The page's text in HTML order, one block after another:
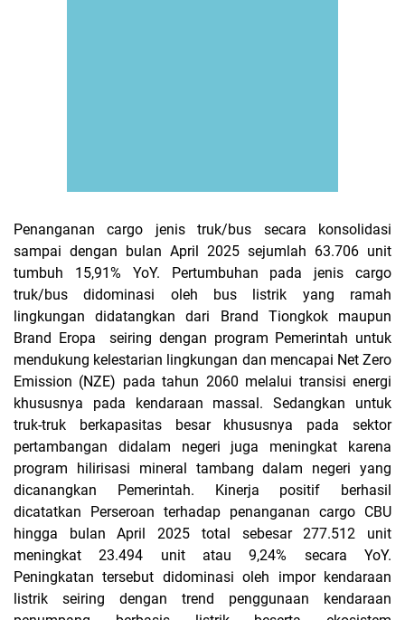
Penanganan cargo jenis truk/bus secara konsolidasi
sampai dengan bulan April 2025 sejumlah 63.706 unit
tumbuh 15,91% YoY. Pertumbuhan pada jenis cargo
truk/bus didominasi oleh bus listrik yang ramah
lingkungan didatangkan dari Brand Tiongkok maupun
Brand Eropa seiring dengan program Pemerintah untuk
mendukung kelestarian lingkungan dan mencapai Net Zero
Emission (NZE) pada tahun 2060 melalui transisi energi
khususnya pada kendaraan massal. Sedangkan untuk
truk-truk berkapasitas besar khususnya pada sektor
pertambangan didalam negeri juga meningkat karena
program hilirisasi mineral tambang dalam negeri yang
dicanangkan Pemerintah. Kinerja positif berhasil
dicatatkan Perseroan terhadap penanganan cargo CBU
hingga bulan April 2025 total sebesar 277.512 unit
meningkat 23.494 unit atau 9,24% secara YoY.
Peningkatan tersebut didominasi oleh impor kendaraan
listrik seiring dengan trend penggunaan kendaraan